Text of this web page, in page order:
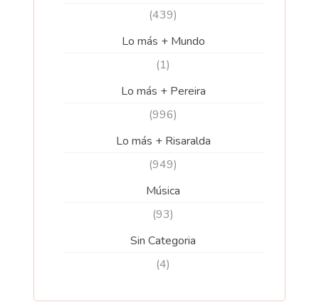
(439)
Lo más + Mundo
(1)
Lo más + Pereira
(996)
Lo más + Risaralda
(949)
Música
(93)
Sin Categoria
(4)